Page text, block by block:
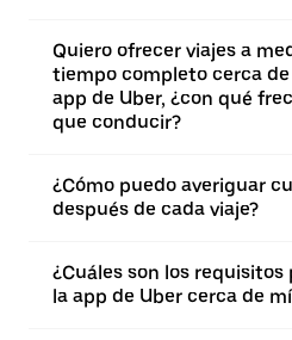
Quiero ofrecer viajes a
tiempo completo cerca de
app de Uber, ¿con qué
que conducir?
¿Cómo puedo averiguar
después de cada viaje?
¿Cuáles son los
la app de Uber cerca de